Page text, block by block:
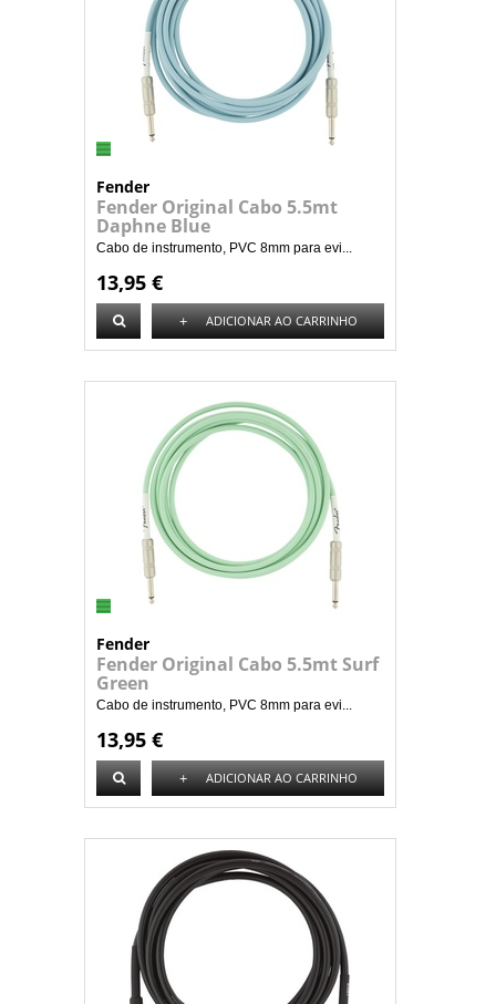
Fender
Fender Original Cabo 5.5mt
Daphne Blue
Cabo de instrumento, PVC 8mm para evi...
13,95 €
+ ADICIONAR AO CARRINHO
Fender
Fender Original Cabo 5.5mt Surf
Green
Cabo de instrumento, PVC 8mm para evi...
13,95 €
+ ADICIONAR AO CARRINHO